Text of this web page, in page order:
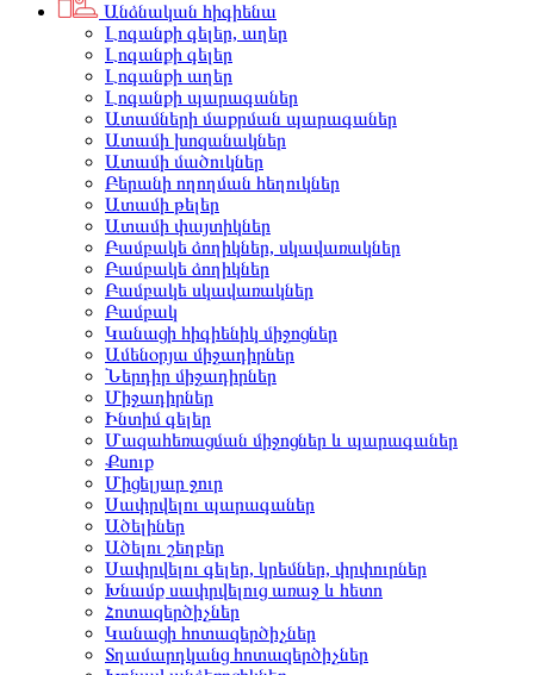
Անձնական հիգիենա
Լոգանքի գելեր, աղեր
Լոգանքի գելեր
Լոգանքի աղեր
Լոգանքի պարագաներ
Ատամների մաքրման պարագաներ
Ատամի խոզանակներ
Ատամի մածուկներ
Բերանի ողողման հեղուկներ
Ատամի թելեր
Ատամի փայտիկներ
Բամբակե ձողիկներ, սկավառակներ
Բամբակե ձողիկներ
Բամբակե սկավառակներ
Բամբակ
Կանացի հիգիենիկ միջոցներ
Ամենօրյա միջադիրներ
Ներդիր միջադիրներ
Միջադիրներ
Ինտիմ գելեր
Մազահեռացման միջոցներ և պարագաներ
Քսուք
Միցելյար ջուր
Սափրվելու պարագաներ
Ածելիներ
Ածելու շեղբեր
Սափրվելու գելեր, կրեմներ, փրփուրներ
Խնամք սափրվելուց առաջ և հետո
Հոտազերծիչներ
Կանացի հոտազերծիչներ
Տղամարդկանց հոտազերծիչներ